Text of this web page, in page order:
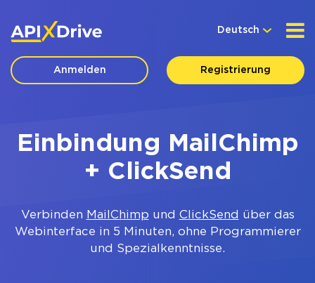
Deutsch
Anmelden Registrierung
Einbindung MailChimp
+ ClickSend
Verbinden MailChimp und ClickSend über das
Webinterface in 5 Minuten, ohne Programmierer
und Spezialkenntnisse.